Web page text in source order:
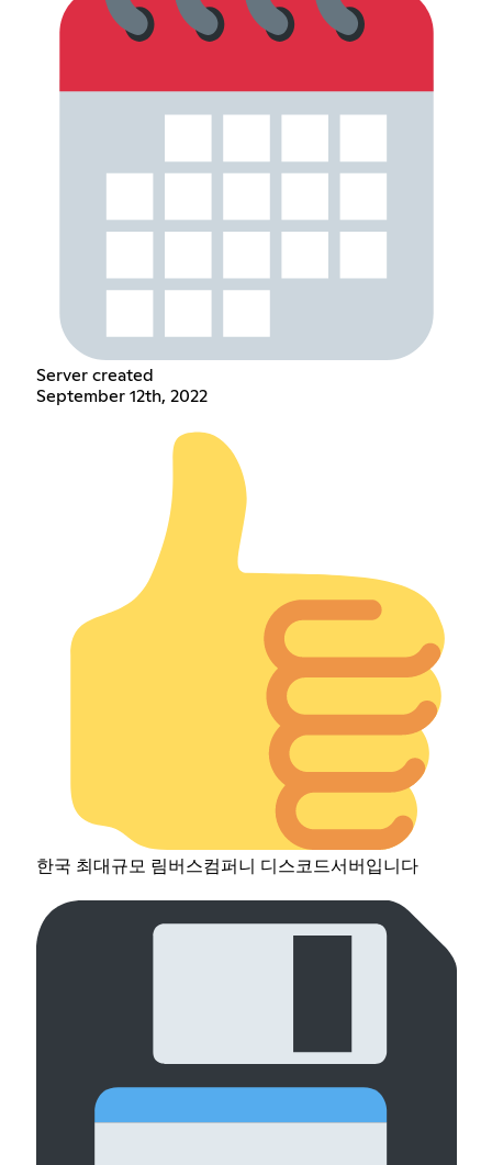
Server created
September 12th, 2022
한국 최대규모 림버스컴퍼니 디스코드서버입니다